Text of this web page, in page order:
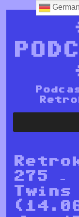
275
German